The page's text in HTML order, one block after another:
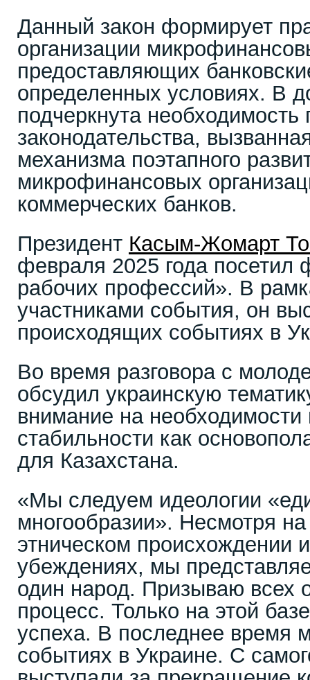
Данный закон формирует
организации
предоставляющих
определенных условиях. В
подчеркнута необходимость
законодательства,
механизма поэтапного
микрофинансовых
коммерческих банков.
Президент Касым-Жомарт
февраля 2025 года посетил
рабочих профессий». В
участниками события, он
происходящих событиях в
Во время разговора с
обсудил украинскую
внимание на
стабильности как
для Казахстана.
«Мы следуем идеологии
многообразии». Несмотря
этническом происхождении
убеждениях, мы
один народ. Призываю всех
процесс. Только на этой
успеха. В последнее время
событиях в Украине. С